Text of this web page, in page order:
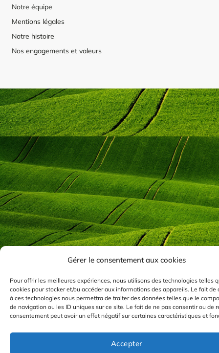
Gérer le consentement aux cookies
Pour offrir les meilleures expériences, nous utilisons des technologies telles
cookies pour stocker et/ou accéder aux informations des appareils. Le fait de
à ces technologies nous permettra de traiter des données telles que le
de navigation ou les ID uniques sur ce site. Le fait de ne pas consentir ou de
consentement peut avoir un effet négatif sur certaines caractéristiques et
Accepter
Notre équipe
Mentions légales
Notre histoire
Nos engagements et valeurs
Nous utilisons des cookies pour vous garantir la meilleure